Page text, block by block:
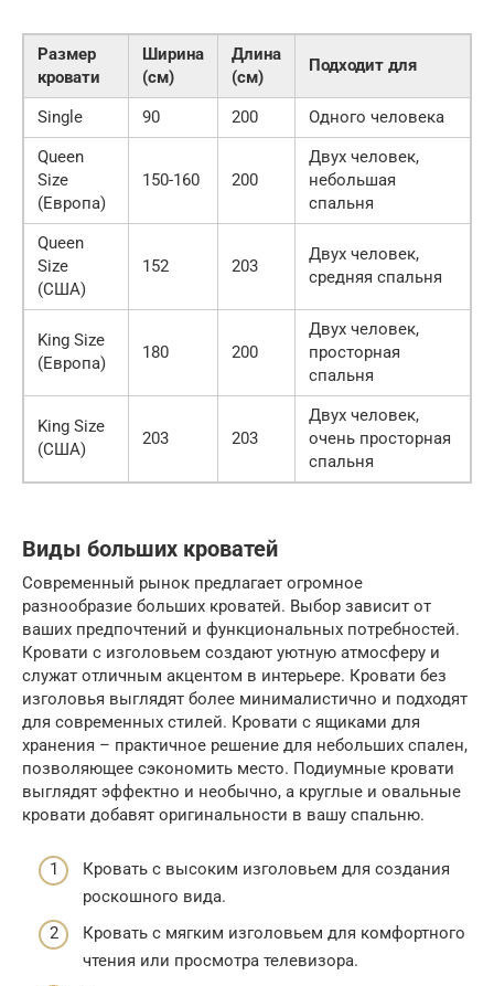
Размер
кровати
Ширина
(см)
Длина
(см)
Подходит для
Single 90 200
Одного человека
Queen
Size
(Европа)
150-160 200
Двух человек,
небольшая
спальня
Queen
Size
(США)
152 203
Двух человек,
средняя спальня
King Size
(Европа)
180 200
Двух человек,
просторная
спальня
King Size
(США)
203 203
Двух человек,
очень просторная
спальня
Виды больших кроватей
Современный рынок предлагает огромное
разнообразие больших кроватей. Выбор зависит от
ваших предпочтений и функциональных потребностей.
Кровати с изголовьем создают уютную атмосферу и
служат отличным акцентом в интерьере. Кровати без
изголовья выглядят более минималистично и подходят
для современных стилей. Кровати с ящиками для
хранения – практичное решение для небольших спален,
позволяющее сэкономить место. Подиумные кровати
выглядят эффектно и необычно, а круглые и овальные
кровати добавят оригинальности в вашу спальню.
Кровать с высоким изголовьем для создания
роскошного вида.
Кровать с мягким изголовьем для комфортного
чтения или просмотра телевизора.